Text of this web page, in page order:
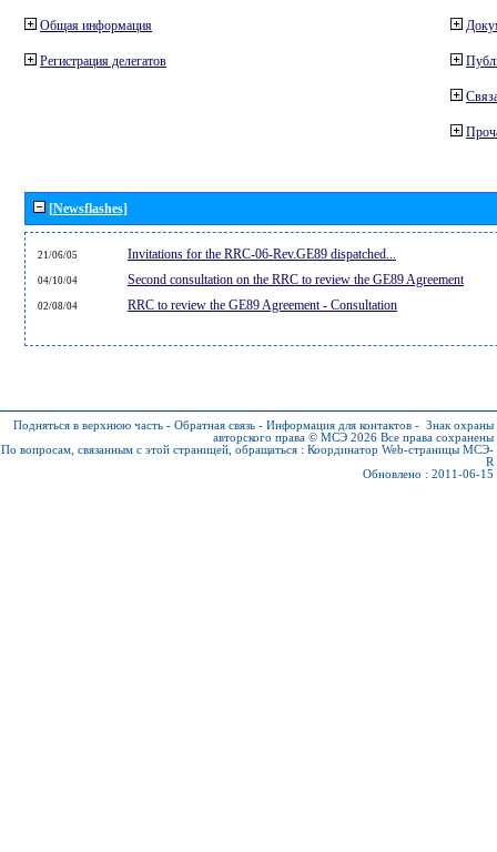
Общая информация
Регистрация делегатов
[Newsflashes]
21/06/05 Invitations for the RRC-06-Rev.GE89 dispatched...
04/10/04 Second consultation on the RRC to review the GE89 Agreement
02/08/04 RRC to review the GE89 Agreement - Consultation
Подняться в верхнюю часть - Обратная связь - Информация для контактов - Знак охраны
авторского права © МСЭ 2026 Все права сохранены
По вопросам, связанным с этой страницей, обращаться : Координатор Web-страницы МСЭ-
R
Обновлено : 2011-06-15